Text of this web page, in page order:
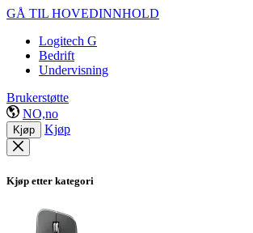
GÅ TIL HOVEDINNHOLD
Logitech G
Bedrift
Undervisning
Brukerstøtte
NO,no
Kjøp Kjøp
Kjøp etter kategori